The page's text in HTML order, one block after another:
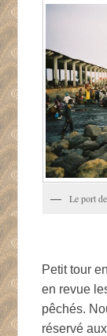
Le port
Petit tour
en revue
pêchés.
réservé